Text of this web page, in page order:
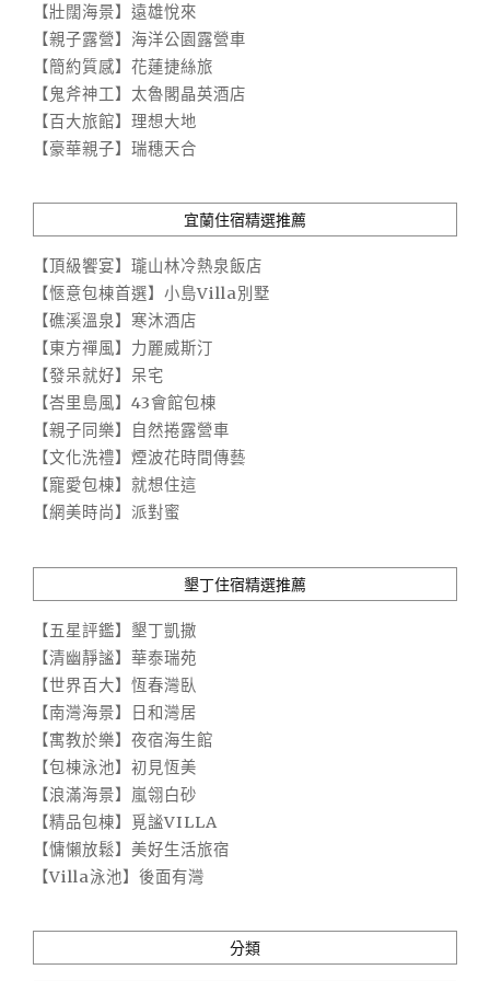
【壯闊海景】遠雄悅來
【親子露營】海洋公園露營車
【簡約質感】花蓮捷絲旅
【鬼斧神工】太魯閣晶英酒店
【百大旅館】理想大地
【豪華親子】瑞穗天合
宜蘭住宿精選推薦
【頂級饗宴】瓏山林冷熱泉飯店
【愜意包棟首選】小島Villa別墅
【礁溪溫泉】寒沐酒店
【東方禪風】力麗威斯汀
【發呆就好】呆宅
【峇里島風】43會館包棟
【親子同樂】自然捲露營車
【文化洗禮】煙波花時間傳藝
【寵愛包棟】就想住這
【網美時尚】派對蜜
墾丁住宿精選推薦
【五星評鑑】墾丁凱撒
【清幽靜謐】華泰瑞苑
【世界百大】恆春灣臥
【南灣海景】日和灣居
【寓教於樂】夜宿海生館
【包棟泳池】初見恆美
【浪滿海景】嵐翎白砂
【精品包棟】覓謐VILLA
【慵懶放鬆】美好生活旅宿
【Villa泳池】後面有灣
分類